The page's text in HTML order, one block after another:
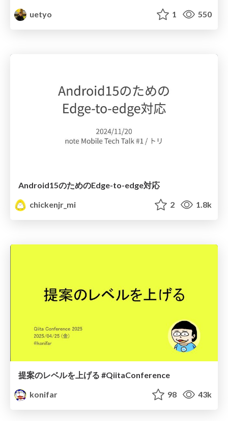
uetyo 1 550
Android15のためのEdge-to-edge対応
chickenjr_mi
2 1.8k
提案のレベルを上げる #QiitaConference
konifar
98 43k